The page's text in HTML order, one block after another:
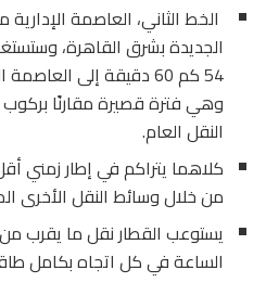
الخط الثاني، العاصمة
الجديدة بشرق القاهرة، و
وهي فترة قصيرة مقارنًا بركوب
النقل العام.
كلاهما يتراكم في إطار زمني
من خلال وسائط النقل الأخرى
الساعة في كل اتجاه بكامل